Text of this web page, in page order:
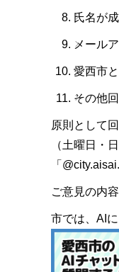
氏名が
メール
愛西市
その他
原則として
（土曜日・
「
ご意見の内
市では、AI